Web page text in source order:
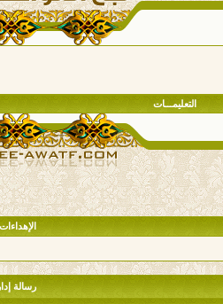
التعليمـــات
الإهداءات
رسالة